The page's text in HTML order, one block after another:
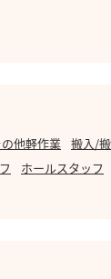
他軽作業 搬入/
ホールスタッフ